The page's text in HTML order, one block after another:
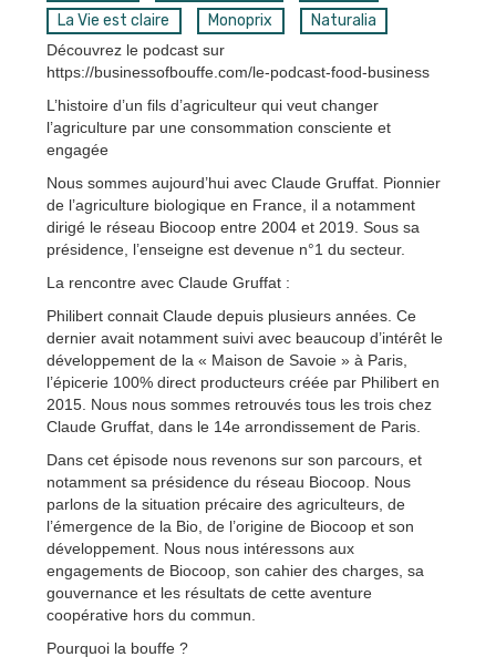
La Vie est claire
Monoprix Naturalia
Découvrez le podcast sur
https://businessofbouffe.com/le-podcast-food-business
L’histoire d’un fils d’agriculteur qui veut changer
l’agriculture par une consommation consciente et
engagée
Nous sommes aujourd’hui avec Claude Gruffat. Pionnier
de l’agriculture biologique en France, il a notamment
dirigé le réseau Biocoop entre 2004 et 2019. Sous sa
présidence, l’enseigne est devenue n°1 du secteur.
La rencontre avec Claude Gruffat :
Philibert connait Claude depuis plusieurs années. Ce
dernier avait notamment suivi avec beaucoup d’intérêt le
développement de la « Maison de Savoie » à Paris,
l’épicerie 100% direct producteurs créée par Philibert en
2015. Nous nous sommes retrouvés tous les trois chez
Claude Gruffat, dans le 14e arrondissement de Paris.
Dans cet épisode nous revenons sur son parcours, et
notamment sa présidence du réseau Biocoop. Nous
parlons de la situation précaire des agriculteurs, de
l’émergence de la Bio, de l’origine de Biocoop et son
développement. Nous nous intéressons aux
engagements de Biocoop, son cahier des charges, sa
gouvernance et les résultats de cette aventure
coopérative hors du commun.
Pourquoi la bouffe ?